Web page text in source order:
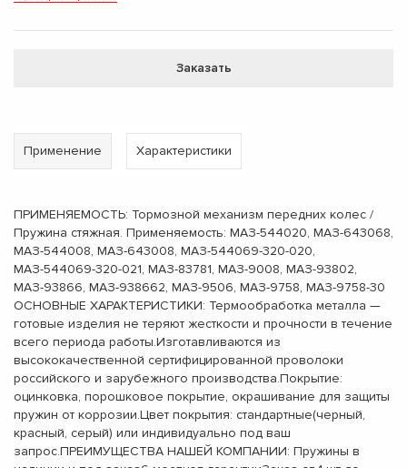
Заказать
Применение Характеристики
ПРИМЕНЯЕМОСТЬ: Тормозной механизм передних колес /
Пружина стяжная. Применяемость: МАЗ-544020, МАЗ-643068,
МАЗ-544008, МАЗ-643008, МАЗ-544069-320-020,
МАЗ-544069-320-021, МАЗ-83781, МАЗ-9008, МАЗ-93802,
МАЗ-93866, МАЗ-938662, МАЗ-9506, МАЗ-9758, МАЗ-9758-30
ОСНОВНЫЕ ХАРАКТЕРИСТИКИ: Термообработка металла —
готовые изделия не теряют жесткости и прочности в течение
всего периода работы.Изготавливаются из
высококачественной сертифицированной проволоки
российского и зарубежного производства.Покрытие:
оцинковка, порошковое покрытие, окрашивание для защиты
пружин от коррозии.Цвет покрытия: стандартные(черный,
красный, серый) или индивидуально под ваш
запрос.ПРЕИМУЩЕСТВА НАШЕЙ КОМПАНИИ: Пружины в